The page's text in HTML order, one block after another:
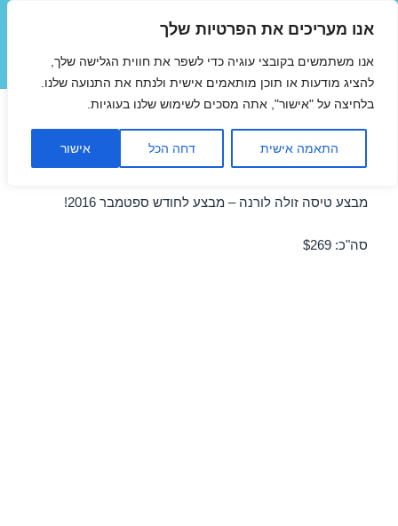
אנו מעריכים את הפרטיות שלך
אנו משתמשים בקובצי עוגיה כדי לשפר את חווית הגלישה שלך,
להציג מודעות או תוכן מותאמים אישית ולנתח את התנועה שלנו.
בלחיצה על "אישור", אתה מסכים לשימוש שלנו בעוגיות.
התאמה אישית דחה הכל אישור
תפריטים
ווידג'טים
טיסות זולות לורנה בספטמבר
13/09/2016
מבצע טיסה זולה לורנה – מבצע לחודש ספטמבר 2016!
סה"כ: $269